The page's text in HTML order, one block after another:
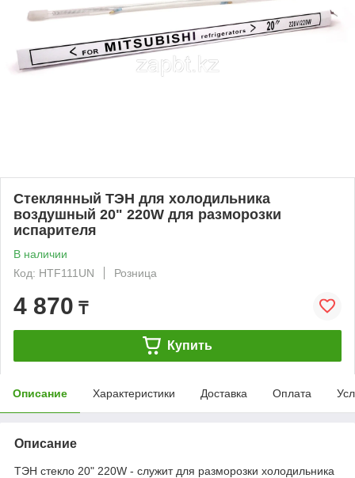
Стеклянный ТЭН для холодильника
воздушный 20" 220W для разморозки
испарителя
В наличии
Код: HTF111UN
Розница
4 870 ₸
Купить
Описание Характеристики Доставка Оплата
Описание
ТЭН стекло 20" 220W - служит для разморозки холодильника